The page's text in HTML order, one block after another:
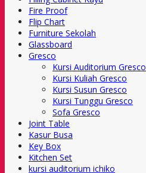
Fire Proof
Flip Chart
Furniture Sekolah
Glassboard
Gresco
Kursi Auditorium Gresco
Kursi Kuliah Gresco
Kursi Susun Gresco
Kursi Tunggu Gresco
Sofa Gresco
Joint Table
Kasur Busa
Key Box
Kitchen Set
kursi auditorium ichiko